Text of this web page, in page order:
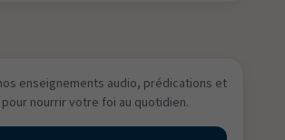
enseignements audio, prédications et
nourrir votre foi au quotidien.